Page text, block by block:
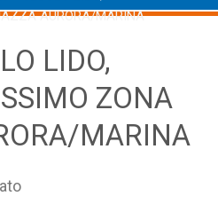
AURORA/MARINA
LIDO,
ZONA
MARINA